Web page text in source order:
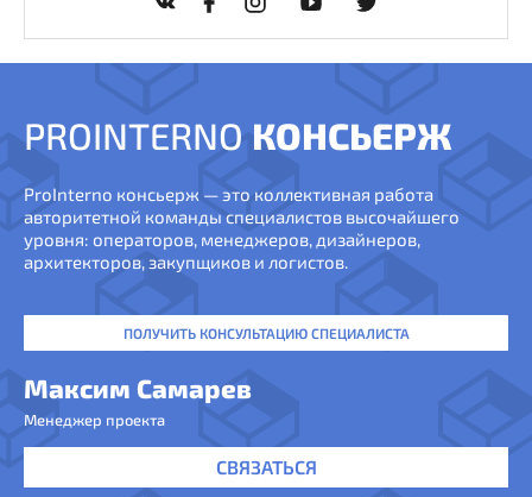
PROINTERNO КОНСЬЕРЖ
ProInterno консьерж — это коллективная работа
авторитетной команды специалистов высочайшего
уровня: операторов, менеджеров, дизайнеров,
архитекторов, закупщиков и логистов.
ПОЛУЧИТЬ КОНСУЛЬТАЦИЮ СПЕЦИАЛИСТА
Максим Самарев
Менеджер проекта
СВЯЗАТЬСЯ